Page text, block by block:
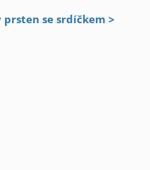
prsten se srdíčkem >